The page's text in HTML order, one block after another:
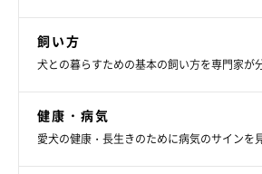
飼い方
犬との暮らすための基本の飼い方を専門家が
健康・病気
愛犬の健康・長生きのために病気のサインを